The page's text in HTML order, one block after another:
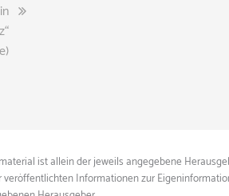
ist allein der jeweils angegebene
Informationen zur